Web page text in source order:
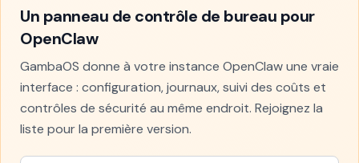
Un panneau de contrôle de bureau pour
OpenClaw
GambaOS donne à votre instance OpenClaw une vraie
interface : configuration, journaux, suivi des coûts et
contrôles de sécurité au même endroit. Rejoignez la
liste pour la première version.